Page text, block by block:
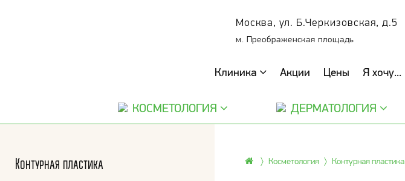
Москва, ул. Б.Черкизовская, д.5
м. Преображенская площадь
Клиника Акции Цены Я хочу...
КОСМЕТОЛОГИЯ ДЕРМАТОЛОГИЯ
Контурная пластика Косметология Контурная пластика